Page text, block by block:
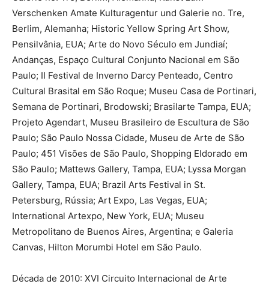
Verschenken Amate Kulturagentur und Galerie no. Tre,
Berlim, Alemanha; Historic Yellow Spring Art Show,
Pensilvânia, EUA; Arte do Novo Século em Jundiaí;
Andanças, Espaço Cultural Conjunto Nacional em São
Paulo; II Festival de Inverno Darcy Penteado, Centro
Cultural Brasital em São Roque; Museu Casa de Portinari,
Semana de Portinari, Brodowski; Brasilarte Tampa, EUA;
Projeto Agendart, Museu Brasileiro de Escultura de São
Paulo; São Paulo Nossa Cidade, Museu de Arte de São
Paulo; 451 Visões de São Paulo, Shopping Eldorado em
São Paulo; Mattews Gallery, Tampa, EUA; Lyssa Morgan
Gallery, Tampa, EUA; Brazil Arts Festival in St.
Petersburg, Rússia; Art Expo, Las Vegas, EUA;
International Artexpo, New York, EUA; Museu
Metropolitano de Buenos Aires, Argentina; e Galeria
Canvas, Hilton Morumbi Hotel em São Paulo.
Década de 2010: XVI Circuito Internacional de Arte